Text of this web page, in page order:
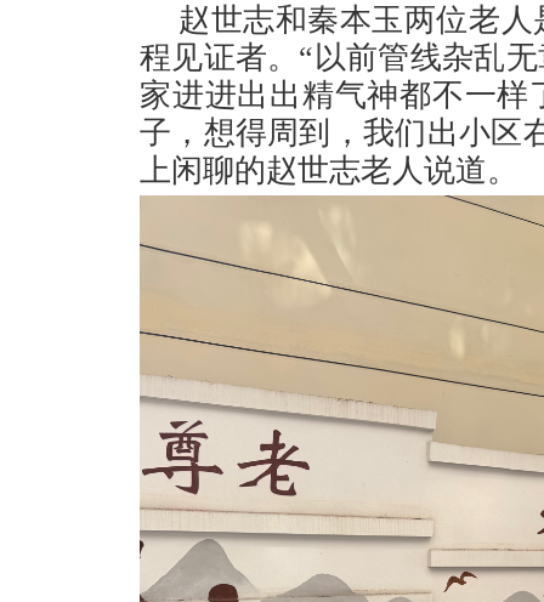
赵世志和秦本玉两位老
程见证者。“以前管线杂乱
家进进出出精气神都不一
子，想得周到，我们出小区
上闲聊的赵世志老人说道。